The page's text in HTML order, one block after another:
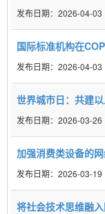
2026-04-03
国际标准机构在
2026-04-03
世界城市日：共建
2026-03-26
加强消费类设备的
2026-03-19
将社会技术思维融